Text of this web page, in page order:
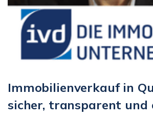
Immobilienverkauf in
sicher, transparent und